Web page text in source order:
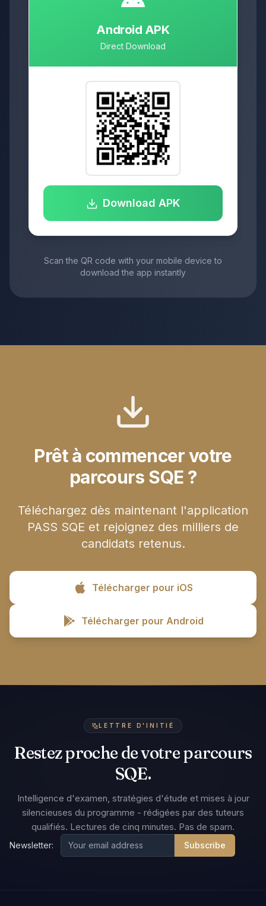
Android APK
Direct Download
Download APK
Scan the QR code with your mobile device to
download the app instantly
Prêt à commencer votre
parcours SQE ?
Téléchargez dès maintenant l'application
PASS SQE et rejoignez des milliers de
candidats retenus.
Télécharger pour iOS
Télécharger pour Android
LETTRE D'INITIÉ
Restez proche de votre parcours
SQE.
Intelligence d'examen, stratégies d'étude et mises à jour
silencieuses du programme - rédigées par des tuteurs
qualifiés. Lectures de cinq minutes. Pas de spam.
Newsletter: Subscribe